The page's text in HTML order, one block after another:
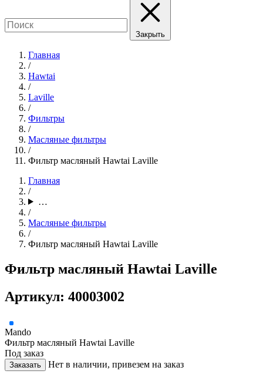
Закрыть
Главная
/
Hawtai
/
Laville
/
Фильтры
/
Масляные фильтры
/
Фильтр масляный Hawtai Laville
Главная
/
…
/
Масляные фильтры
/
Фильтр масляный Hawtai Laville
Фильтр масляный Hawtai Laville
Артикул: 40003002
Mando
Фильтр масляный Hawtai Laville
Под заказ
Заказать Нет в наличии, привезем на заказ